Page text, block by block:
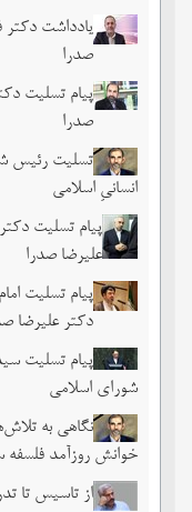
یادداشت دکتر
صدرا
پیام تسلیت
صدرا
تسلیت رئیس
انسانیِ اسلامی
پیام تسلیت
علیرضا صدرا
پیام تسلیت
دکتر علیرضا
پیام تسلیت
شورای اسلامی
نگاهی به
خوانش روزآمد فلسفه
از تاسیس تا